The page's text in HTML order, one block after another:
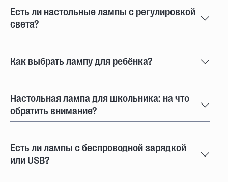
Есть ли настольные лампы с регулировкой
света?
Как выбрать лампу для ребёнка?
Настольная лампа для школьника: на что
обратить внимание?
Есть ли лампы с беспроводной зарядкой
или USB?